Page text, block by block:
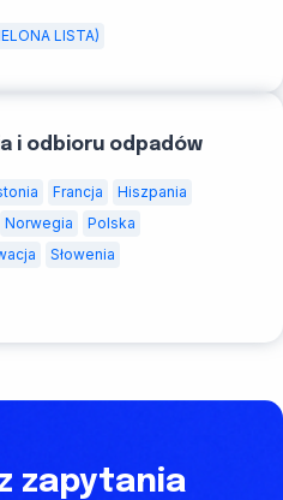
LISTA)
i odbioru odpadów
Francja
Hiszpania
Norwegia
Polska
Słowenia
zapytania